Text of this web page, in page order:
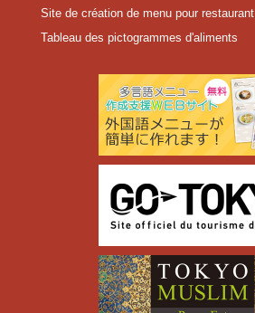
Site de création de menu pour restaurant
Tableau des pictogrammes d'aliments